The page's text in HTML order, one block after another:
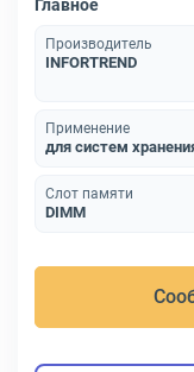
Главное
Производитель
INFORTREND
Применение
для систем
Слот памяти
DIMM